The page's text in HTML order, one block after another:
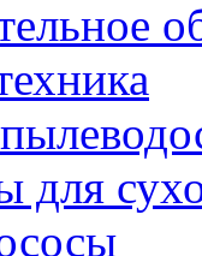
для